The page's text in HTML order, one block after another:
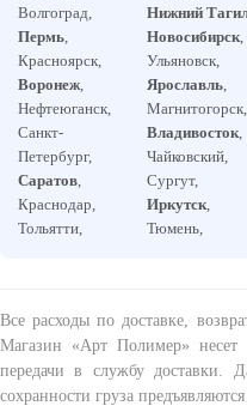
Волгоград,
Пермь,
Красноярск,
Воронеж,
Нефтеюганск,
Санкт-
Петербург,
Саратов,
Краснодар,
Тольятти,
Нижний
Новосибирск,
Ульяновск,
Ярославль,
Магнитогорск,
Владивосток,
Чайковский,
Сургут,
Иркутск,
Тюмень,
Все расходы по доставке,
Магазин «Арт Полимер» несет
передачи в службу доставки.
сохранности груза